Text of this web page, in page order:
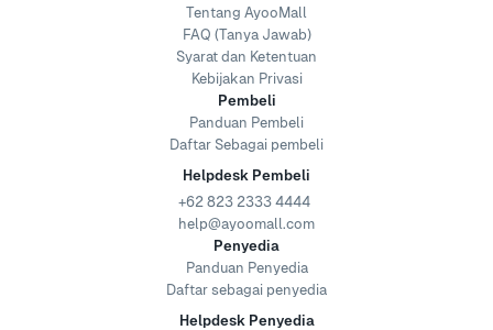
Tentang AyooMall
FAQ (Tanya Jawab)
Syarat dan Ketentuan
Kebijakan Privasi
Pembeli
Panduan Pembeli
Daftar Sebagai pembeli
Helpdesk Pembeli
+62 823 2333 4444
help@ayoomall.com
Penyedia
Panduan Penyedia
Daftar sebagai penyedia
Helpdesk Penyedia